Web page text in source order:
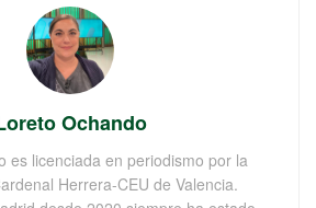
Ochando
es licenciada en periodismo por la
Herrera-CEU de Valencia.